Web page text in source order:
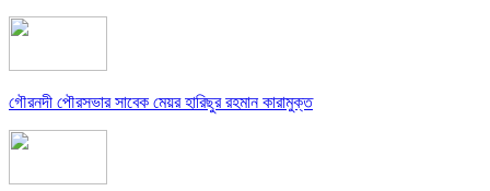
গৌরনদী পৌরসভার সাবেক মেয়র হারিছুর রহমান কারামুক্ত